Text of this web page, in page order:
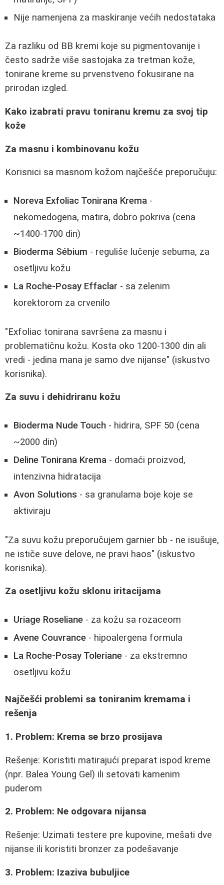
Nije namenjena za maskiranje većih nedostataka
Za razliku od BB kremi koje su pigmentovanije i
često sadrže više sastojaka za tretman kože,
tonirane kreme su prvenstveno fokusirane na
prirodan izgled.
Kako izabrati pravu toniranu kremu za svoj tip
kože
Za masnu i kombinovanu kožu
Korisnici sa masnom kožom najčešće preporučuju:
Noreva Exfoliac Tonirana Krema -
nekomedogena, matira, dobro pokriva (cena
~1400-1700 din)
Bioderma Sébium - reguliše lučenje sebuma, za
osetljivu kožu
La Roche-Posay Effaclar - sa zelenim
korektorom za crvenilo
"Exfoliac tonirana savršena za masnu i
problematičnu kožu. Kosta oko 1200-1300 din ali
vredi - jedina mana je samo dve nijanse" (iskustvo
korisnika).
Za suvu i dehidriranu kožu
Bioderma Nude Touch - hidrira, SPF 50 (cena
~2000 din)
Deline Tonirana Krema - domaći proizvod,
intenzivna hidratacija
Avon Solutions - sa granulama boje koje se
aktiviraju
"Za suvu kožu preporučujem garnier bb - ne isušuje,
ne ističe suve delove, ne pravi haos" (iskustvo
korisnika).
Za osetljivu kožu sklonu iritacijama
Uriage Roseliane - za kožu sa rozaceom
Avene Couvrance - hipoalergena formula
La Roche-Posay Toleriane - za ekstremno
osetljivu kožu
Najčešći problemi sa toniranim kremama i
rešenja
1. Problem: Krema se brzo prosijava
Rešenje: Koristiti matirajući preparat ispod kreme
(npr. Balea Young Gel) ili setovati kamenim
puderom
2. Problem: Ne odgovara nijansa
Rešenje: Uzimati testere pre kupovine, mešati dve
nijanse ili koristiti bronzer za podešavanje
3. Problem: Izaziva bubuljice